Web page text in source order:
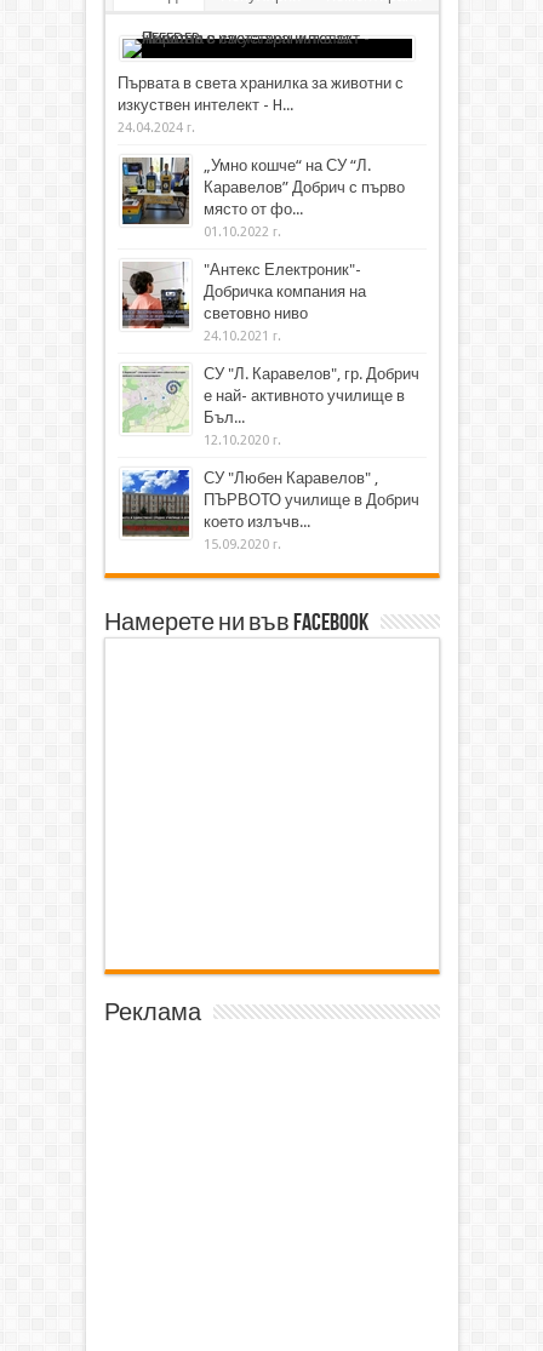
Първата в света хранилка за животни с
изкуствен интелект - H...
24.04.2024 г.
„Умно кошче“ на СУ “Л.
Каравелов” Добрич с първо
място от фо...
01.10.2022 г.
"Антекс Електроник"-
Добричка компания на
световно ниво
24.10.2021 г.
СУ "Л. Каравелов", гр. Добрич
е най- активното училище в
Бъл...
12.10.2020 г.
СУ "Любен Каравелов" ,
ПЪРВОТО училище в Добрич
което излъчв...
15.09.2020 г.
Намерете ни във Facebook
Реклама